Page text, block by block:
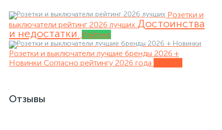
Розетки и
выключатели рейтинг 2026 лучших Достоинства
и недостатки. Рейтинг
Розетки и выключатели лучшие бренды 2026 +
Новинки Согласно рейтингу 2026 года
Отзывы